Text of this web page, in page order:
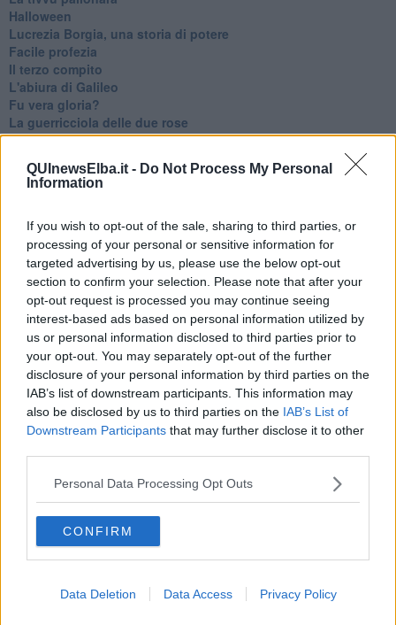
QUInewsElba.it - Do Not Process My Personal
Information
If you wish to opt-out of the sale, sharing to third parties, or
processing of your personal or sensitive information for
targeted advertising by us, please use the below opt-out
section to confirm your selection. Please note that after your
opt-out request is processed you may continue seeing
interest-based ads based on personal information utilized by
us or personal information disclosed to third parties prior to
your opt-out. You may separately opt-out of the further
disclosure of your personal information by third parties on the
IAB’s list of downstream participants. This information may
also be disclosed by us to third parties on the IAB’s List of
Downstream Participants that may further disclose it to other
Personal Data Processing Opt Outs
CONFIRM
Data Deletion Data Access Privacy Policy
Halloween
​Lucrezia Borgia, una storia di potere
Facile profezia
Il terzo compito
L'abiura di Galileo
Fu vera gloria?
La guerricciola delle due rose
La truffa all'anziano
La repressione sessuale per sentito dire
Diseducazione televisiva e inerzia della politica
Esequie solenni
Nostalgia del sangue blu
Teste calde
Non avere e non essere
Armiamoci e... avviatevi
Da Capodanno a Carnevale
Schizzi di fango
Sor-riso amaro
Fine anno al ristorante
La festa di Capodanno
Natale 2024
Re e regnanti
A noi interessa il dito non la luna
Come rubare allo stato e vivere felici
Una performance
Il compagno
Tramonto
Passato, presente, futuro
La virtù del non fare
L'ultimo post